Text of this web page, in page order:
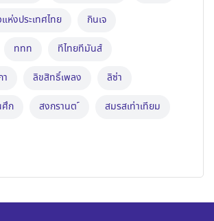
ห่งประเทศไทย กินเจ
ททท ทีไทยทีมันส์
ลิขสิทธิ์เพลง ลิซ่า
ศึก สงกรานต ์ สมรสเท่าเทียม